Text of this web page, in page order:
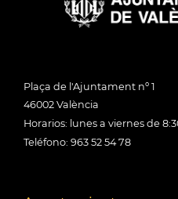
Plaça de l'Ajuntament nº 1
46002 València
Horarios: lunes a viernes de
Teléfono: 963 52 54 78